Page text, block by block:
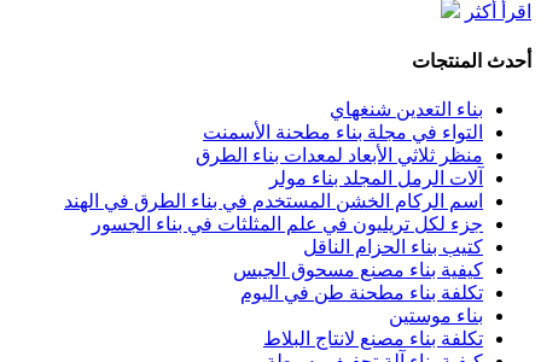
اقرأ أكثر
أحدث المنتجات
بناء التعدين شنغهاي
التواء في مجلة بناء مطحنة الأسمنت
منظر ثلاثي الأبعاد لمعدات بناء الطرق
آلات الرمل المجلد بناء مولر
اسم الركام الخشن المستخدم في بناء الطرق في الهند
جزء لكل تريليون في علم المثلثات في بناء الجسور
كتيب بناء الحزام الناقل
كيفية بناء مصنع مسحوق الجبس
تكلفة بناء مطحنة طن في اليوم
بناء موستين
تكلفة بناء مصنع لانتاج البلاط